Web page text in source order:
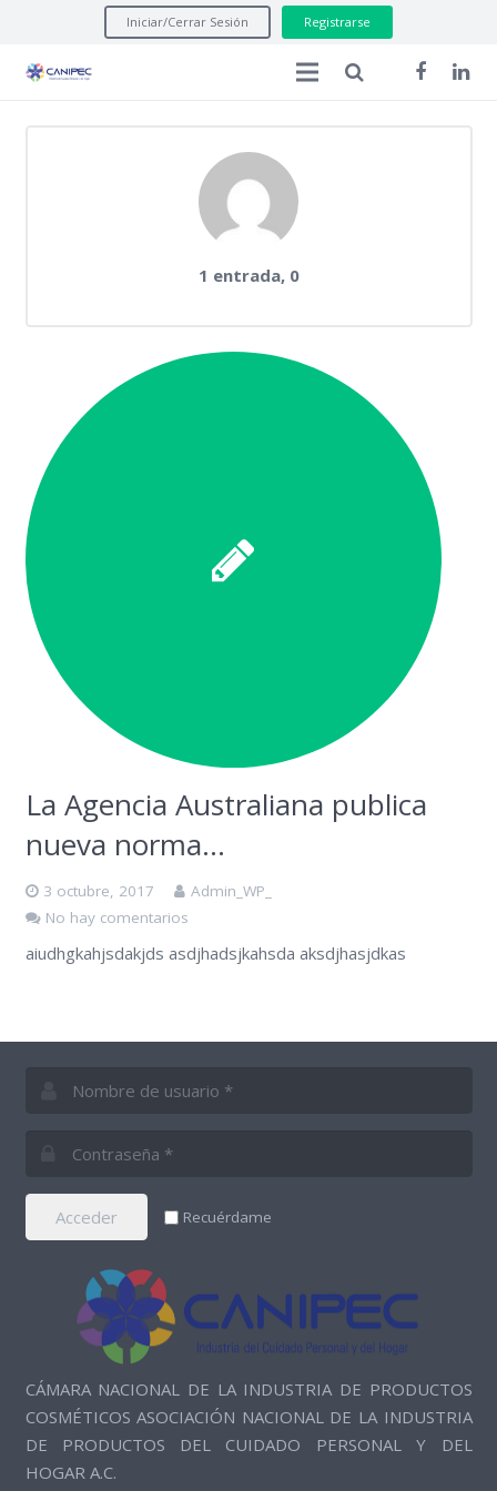
Iniciar/Cerrar Sesión Registrarse
1 entrada, 0comentarios
La Agencia Australiana publica
nueva norma…
3 octubre, 2017
Admin_WP_
No hay comentarios
aiudhgkahjsdakjds asdjhadsjkahsda aksdjhasjdkas
Acceder Recuérdame
CÁMARA NACIONAL DE LA INDUSTRIA DE PRODUCTOS
COSMÉTICOS ASOCIACIÓN NACIONAL DE LA INDUSTRIA
DE PRODUCTOS DEL CUIDADO PERSONAL Y DEL
HOGAR A.C.